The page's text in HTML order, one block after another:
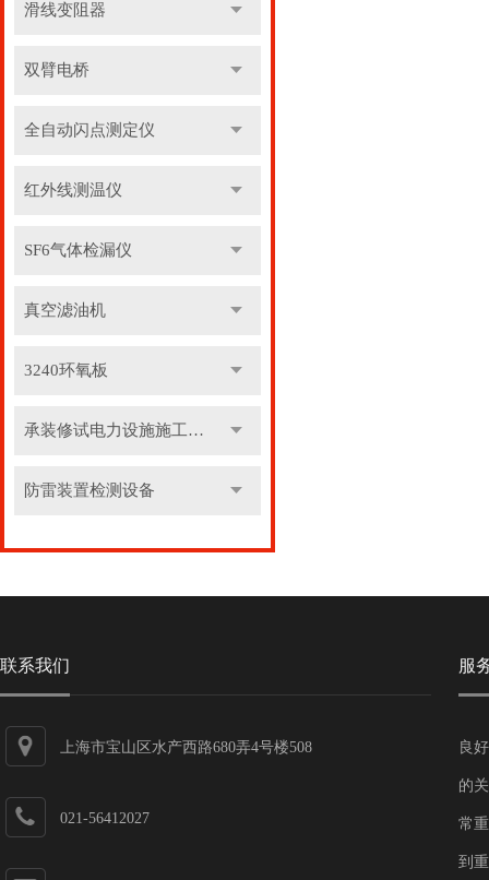
滑线变阻器
双臂电桥
全自动闪点测定仪
红外线测温仪
SF6气体检漏仪
真空滤油机
3240环氧板
承装修试电力设施施工机具
防雷装置检测设备
联系我们
上海市宝山区水产西路680弄4号楼508
021-56412027
服
良
的
常
到